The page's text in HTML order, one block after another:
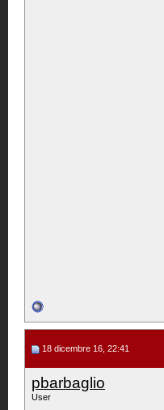
18 dicembre 16, 22:41
pbarbaglio
User